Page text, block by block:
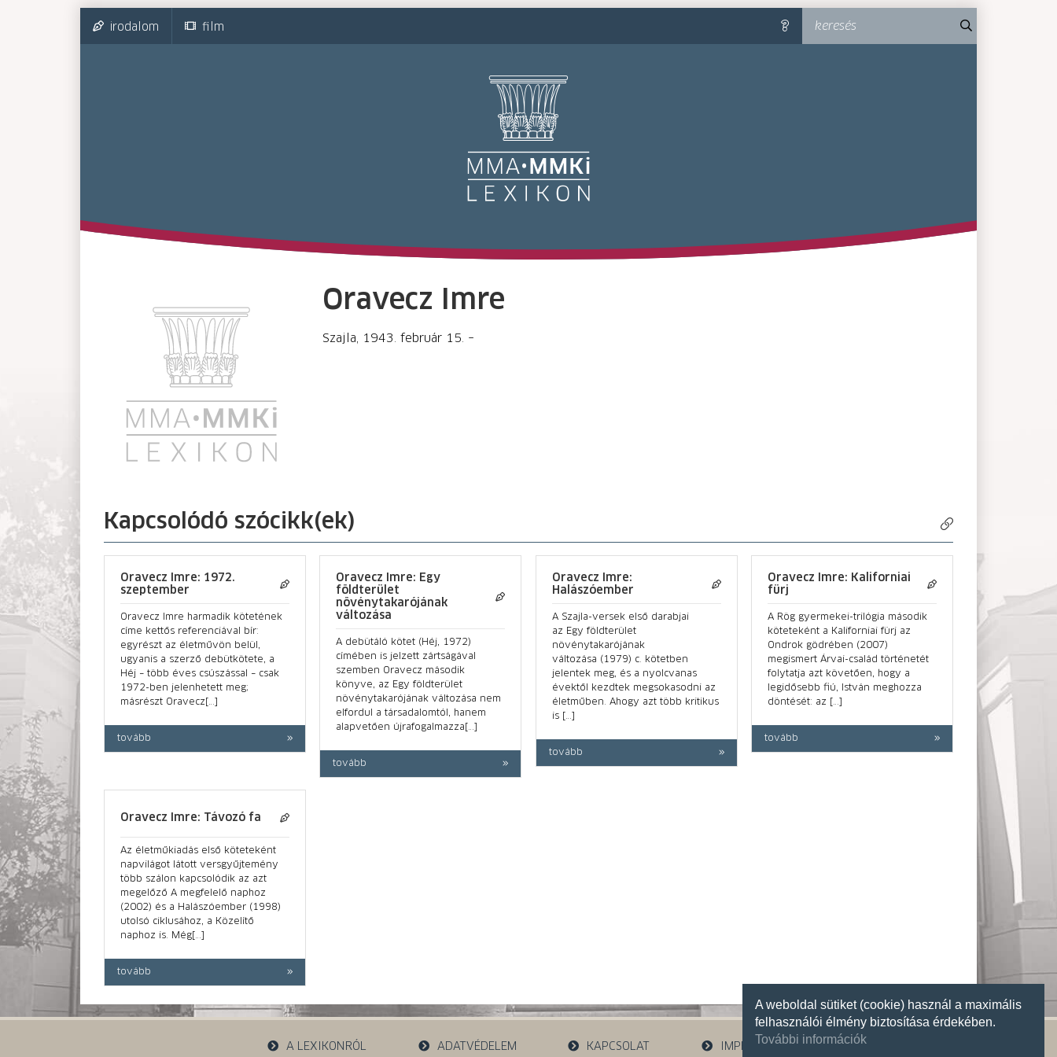
A weboldal sütiket (cookie) használ a maximális
felhasználói élmény biztosítása érdekében.
További információk
irodalom film súgó
keresés
MMA-
Oravecz Imre
Szajla, 1943. február 15. –
Kapcsolódó szócikk(ek)
Oravecz Imre: 1972.
szeptember
Oravecz Imre harmadik kötetének
címe kettős referenciával bír:
egyrészt az életművön belül,
ugyanis a szerző debütkötete, a
Héj – több éves csúszással – csak
1972-ben jelenhetett meg;
másrészt Oravecz[…]
tovább
Oravecz Imre: Egy
földterület
növénytakarójának
változása
A debütáló kötet (Héj, 1972)
címében is jelzett zártságával
szemben Oravecz második
könyve, az Egy földterület
növénytakarójának változása nem
elfordul a társadalomtól, hanem
alapvetően újrafogalmazza[…]
tovább
Oravecz Imre:
Halászóember
A Szajla-versek első darabjai
az Egy földterület
növénytakarójának
változása (1979) c. kötetben
jelentek meg, és a nyolcvanas
évektől kezdtek megsokasodni az
életműben. Ahogy azt több kritikus
is […]
tovább
Oravecz Imre: Kaliforniai
fürj
A Rög gyermekei-trilógia második
köteteként a Kaliforniai fürj az
Ondrok gödrében (2007)
megismert Árvai-család történetét
folytatja azt követően, hogy a
legidősebb fiú, István meghozza
döntését: az […]
tovább
Oravecz Imre: Távozó fa
Az életműkiadás első köteteként
napvilágot látott versgyűjtemény
több szálon kapcsolódik az azt
megelőző A megfelelő naphoz
(2002) és a Halászóember (1998)
utolsó ciklusához, a Közelítő
naphoz is. Még[…]
tovább
A LEXIKONRÓL ADATVÉDELEM KAPCSOLAT IMPRESSZUM